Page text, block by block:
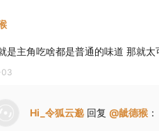
是主角吃啥都是普通的味道 那就太
03
Hi_令狐云邈 回复 @龇德猴 ：